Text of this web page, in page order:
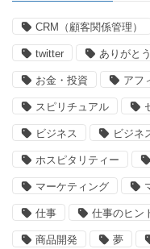
CRM（顧客関係管理）
twitter ありがとう
お金・投資 アフ
スピリチュアル
ビジネス ビジネ
ホスピタリティー
マーケティング
仕事 仕事のヒン
商品開発 夢